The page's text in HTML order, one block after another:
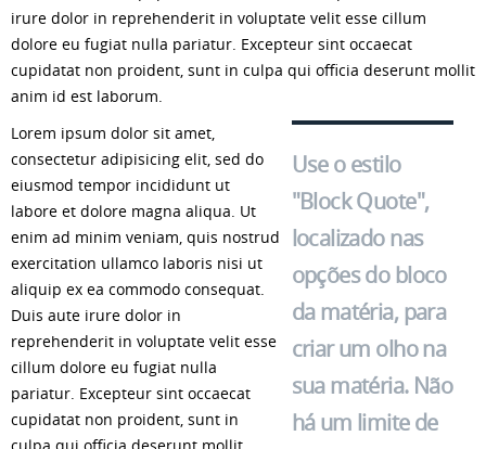
irure dolor in reprehenderit in voluptate velit esse cillum
dolore eu fugiat nulla pariatur. Excepteur sint occaecat
cupidatat non proident, sunt in culpa qui officia deserunt mollit
anim id est laborum.
Use o estilo
"Block Quote",
localizado nas
opções do bloco
da matéria, para
criar um olho na
sua matéria. Não
há um limite de
Lorem ipsum dolor sit amet,
consectetur adipisicing elit, sed do
eiusmod tempor incididunt ut
labore et dolore magna aliqua. Ut
enim ad minim veniam, quis nostrud
exercitation ullamco laboris nisi ut
aliquip ex ea commodo consequat.
Duis aute irure dolor in
reprehenderit in voluptate velit esse
cillum dolore eu fugiat nulla
pariatur. Excepteur sint occaecat
cupidatat non proident, sunt in